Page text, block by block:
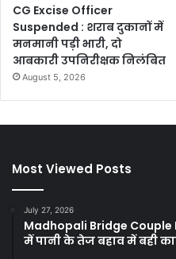
CG Excise Officer
Suspended : शराब दुकानों में
मनमानी पड़ी भारी, दो
आबकारी उपनिरीक्षक निलंबित
August 5, 2026
Most Viewed Posts
July 27, 2026
Madhopali Bridge Couple
में पानी के तेज बहाव में बही